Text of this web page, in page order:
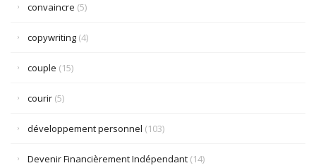
convaincre (5)
copywriting (4)
couple (15)
courir (5)
développement personnel (103)
Devenir Financièrement Indépendant (14)